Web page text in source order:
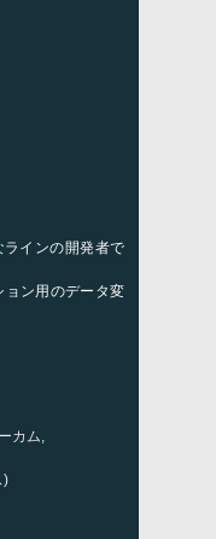
インの開発者で
ョン用のデータ変
カム,
)